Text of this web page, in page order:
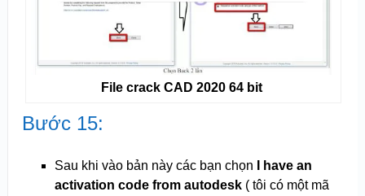
File crack CAD 2020 64 bit
Bước 15:
Sau khi vào bản này các bạn chọn
I have an
activation code from autodesk ( tôi có một mã